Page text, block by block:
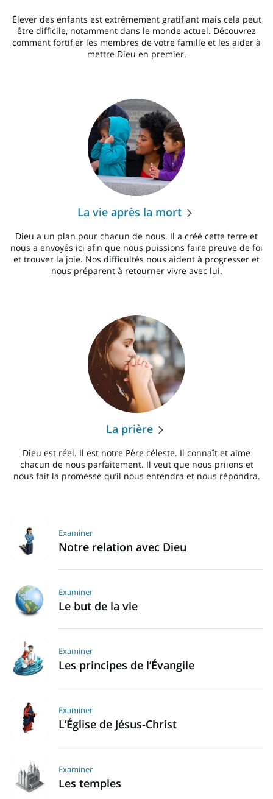
Élever des enfants est extrêmement gratifiant mais cela peut
être difficile, notamment dans le monde actuel. Découvrez
comment fortifier les membres de votre famille et les aider à
mettre Dieu en premier.
La vie après la mort
Dieu a un plan pour chacun de nous. Il a créé cette terre et
nous a envoyés ici afin que nous puissions faire preuve de foi
et trouver la joie. Nos difficultés nous aident à progresser et
nous préparent à retourner vivre avec lui.
La prière
Dieu est réel. Il est notre Père céleste. Il connaît et aime
chacun de nous parfaitement. Il veut que nous priions et
nous fait la promesse qu’il nous entendra et nous répondra.
Examiner
Notre relation avec Dieu
Examiner
Le but de la vie
Examiner
Les principes de l’Évangile
Examiner
L’Église de Jésus-Christ
Examiner
Les temples